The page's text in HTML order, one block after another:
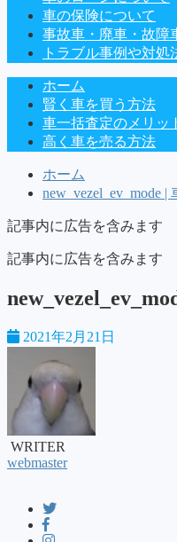
車の保険について
事故車・廃車・故障
トラブル事例や対処
ホーム
賢く車を買う方法
車一括査定のメリッ
高く車を売る方法
ホーム
new_vezel_ev_mode |
記事内に広告を含みます
記事内に広告を含みます
2021年2月21日
WRITER
webmaster